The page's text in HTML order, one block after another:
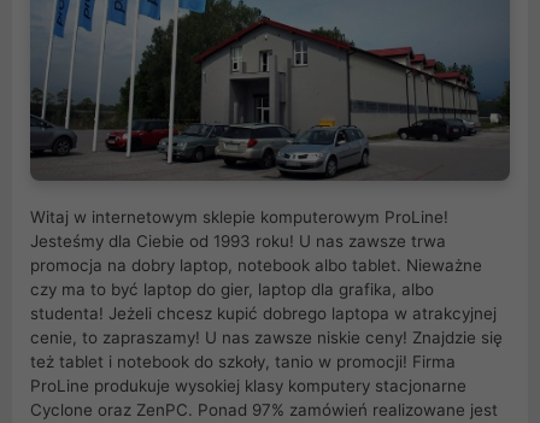
Witaj w internetowym sklepie komputerowym ProLine!
Jesteśmy dla Ciebie od 1993 roku! U nas zawsze trwa
promocja na dobry laptop, notebook albo tablet. Nieważne
czy ma to być laptop do gier, laptop dla grafika, albo
studenta! Jeżeli chcesz kupić dobrego laptopa w atrakcyjnej
cenie, to zapraszamy! U nas zawsze niskie ceny! Znajdzie się
też tablet i notebook do szkoły, tanio w promocji! Firma
ProLine produkuje wysokiej klasy komputery stacjonarne
Cyclone oraz ZenPC. Ponad 97% zamówień realizowane jest